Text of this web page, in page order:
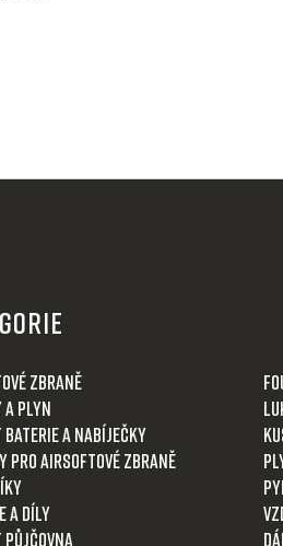
zbraně
a plyn
a nabíječky
pro airsoftové zbraně
a díly